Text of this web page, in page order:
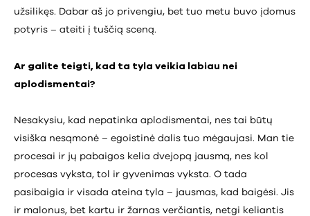
užsilikęs. Dabar aš jo privengiu, bet tuo metu buvo įdomus
potyris – ateiti į tuščią sceną.
Ar galite teigti, kad ta tyla veikia labiau nei
aplodismentai?
Nesakysiu, kad nepatinka aplodismentai, nes tai būtų
visiška nesąmonė – egoistinė dalis tuo mėgaujasi. Man tie
procesai ir jų pabaigos kelia dvejopą jausmą, nes kol
procesas vyksta, tol ir gyvenimas vyksta. O tada
pasibaigia ir visada ateina tyla – jausmas, kad baigėsi. Jis
ir malonus, bet kartu ir žarnas verčiantis, netgi keliantis